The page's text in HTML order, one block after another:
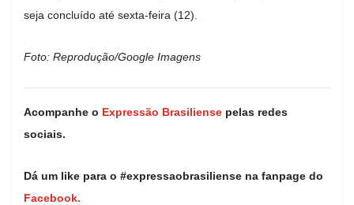
seja concluído até sexta-feira (12).
Foto: Reprodução/Google Imagens
Acompanhe o Expressão Brasiliense pelas redes
sociais.
Dá um like para o #expressaobrasiliense na fanpage do
Facebook.